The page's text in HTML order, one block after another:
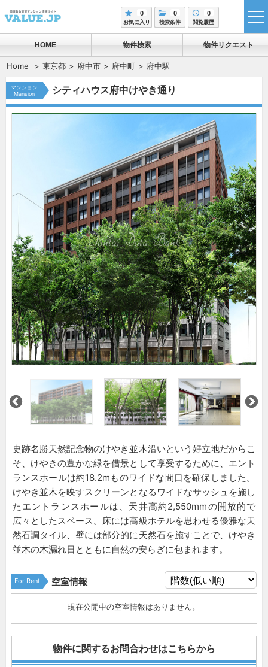
0
お気に入り
0
検索条件
0
閲覧履歴
HOME 物件検索 物件リクエスト
Home 東京都 府中市 府中町 府中駅
マンション
Mansion
シティハウス府中けやき通り
史跡名勝天然記念物のけやき並木沿いという好立地だからこ
そ、けやきの豊かな緑を借景として享受するために、エント
ランスホールは約18.2mものワイドな間口を確保しました。
けやき並木を映すスクリーンとなるワイドなサッシュを施し
たエントランスホールは、天井高約2,550mmの開放的で
広々としたスペース。床には高級ホテルを思わせる優雅な天
然石調タイル、壁には部分的に天然石を施すことで、けやき
並木の木漏れ日とともに自然の安らぎに包まれます。
For Rent 空室情報
現在公開中の空室情報はありません。
物件に関するお問合わせはこちらから